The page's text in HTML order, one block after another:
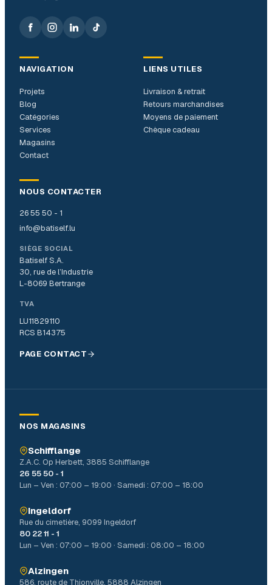
NAVIGATION
Projets
Blog
Catégories
Services
Magasins
Contact
LIENS UTILES
Livraison & retrait
Retours marchandises
Moyens de paiement
Chèque cadeau
NOUS CONTACTER
26 55 50 - 1
info@batiself.lu
SIÈGE SOCIAL
Batiself S.A.
30, rue de l’Industrie
L-8069 Bertrange
TVA
LU11829110
RCS B14375
PAGE CONTACT
NOS MAGASINS
Schifflange
Z.A.C. Op Herbett, 3885 Schifflange
26 55 50 - 1
Lun – Ven : 07:00 – 19:00 · Samedi : 07:00 – 18:00
Ingeldorf
Rue du cimetière, 9099 Ingeldorf
80 22 11 - 1
Lun – Ven : 07:00 – 19:00 · Samedi : 08:00 – 18:00
Alzingen
586, route de Thionville, 5888 Alzingen